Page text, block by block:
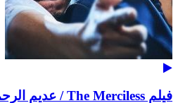
فيلم The Merciless / عديم الرحمة 2017